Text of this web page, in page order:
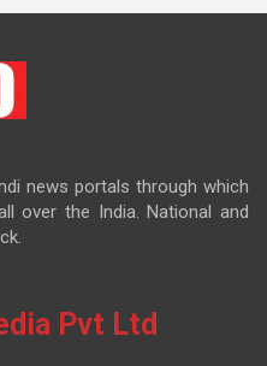
news portals through which
over the India. National and
Pvt Ltd